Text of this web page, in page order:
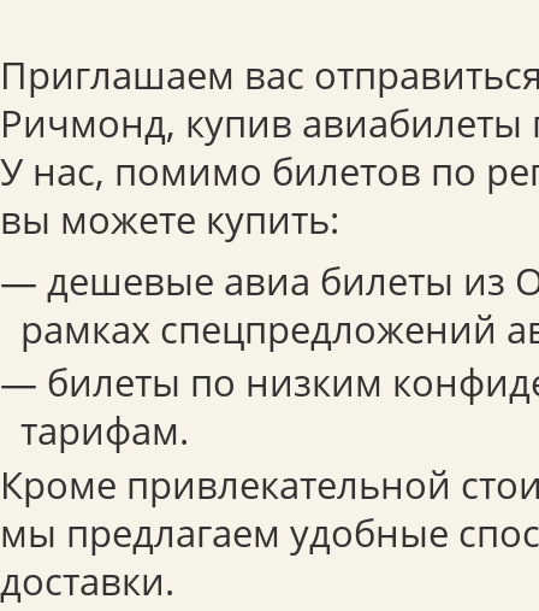
Приглашаем вас
Ричмонд, купив
У нас, помимо билетов по
вы можете купить:
— дешевые авиа билеты из
рамках спецпредложений
— билеты по низким
тарифам.
Кроме привлекательной
мы предлагаем удобные
доставки.